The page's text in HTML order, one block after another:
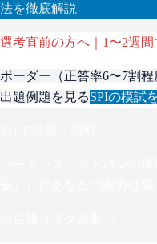
法を徹底解説
選考直前の方へ｜1〜2週
ボーダー（正答率6〜7割程
出題例題を見るSPIの模試